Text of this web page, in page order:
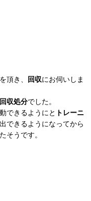
頂き、 回収にお伺いしま
収処分でした。
できるようにと トレーニ
できるようになってから
そうです。